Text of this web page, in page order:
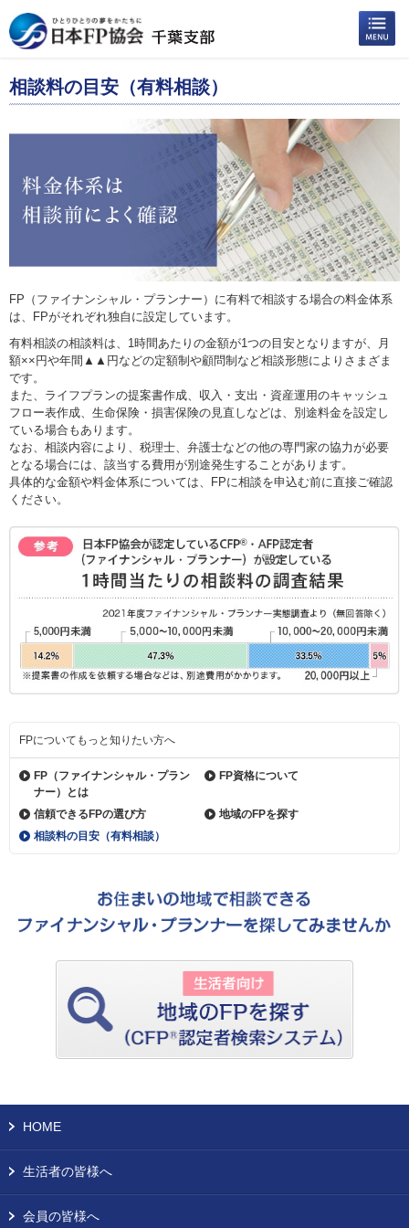
相談料の目安（有料相談）
FP（ファイナンシャル・プランナー）に有料で相談する場合の料金体系
は、FPがそれぞれ独自に設定しています。
有料相談の相談料は、1時間あたりの金額が1つの目安となりますが、月
額××円や年間▲▲円などの定額制や顧問制など相談形態によりさまざま
です。
また、ライフプランの提案書作成、収入・支出・資産運用のキャッシュ
フロー表作成、生命保険・損害保険の見直しなどは、別途料金を設定し
ている場合もあります。
なお、相談内容により、税理士、弁護士などの他の専門家の協力が必要
となる場合には、該当する費用が別途発生することがあります。
具体的な金額や料金体系については、FPに相談を申込む前に直接ご確認
ください。
FPについてもっと知りたい方へ
FP（ファイナンシャル・ プラン
ナー）とは
FP資格について
信頼できるFPの選び方
地域のFPを探す
相談料の目安（有料相談）
HOME
生活者の皆様へ
会員の皆様へ